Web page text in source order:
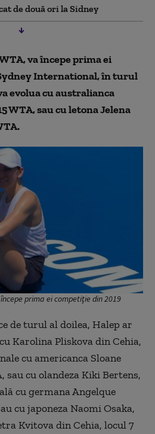
de două ori la Sidney
va începe prima ei
International, în turul
evolua cu australianca
WTA, sau cu letona Jelena
prima ei competiţie din 2019
de turul al doilea, Halep ar
Karolina Pliskova din Cehia,
cu americanca Sloane
sau cu olandeza Kiki Bertens,
cu germana Angelque
cu japoneza Naomi Osaka,
Kvitova din Cehia, locul 7